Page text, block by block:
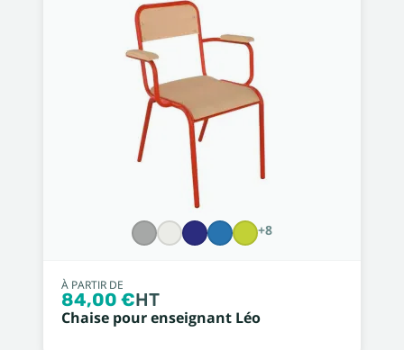
+8
À PARTIR DE
84,00 €HT
Chaise pour enseignant Léo